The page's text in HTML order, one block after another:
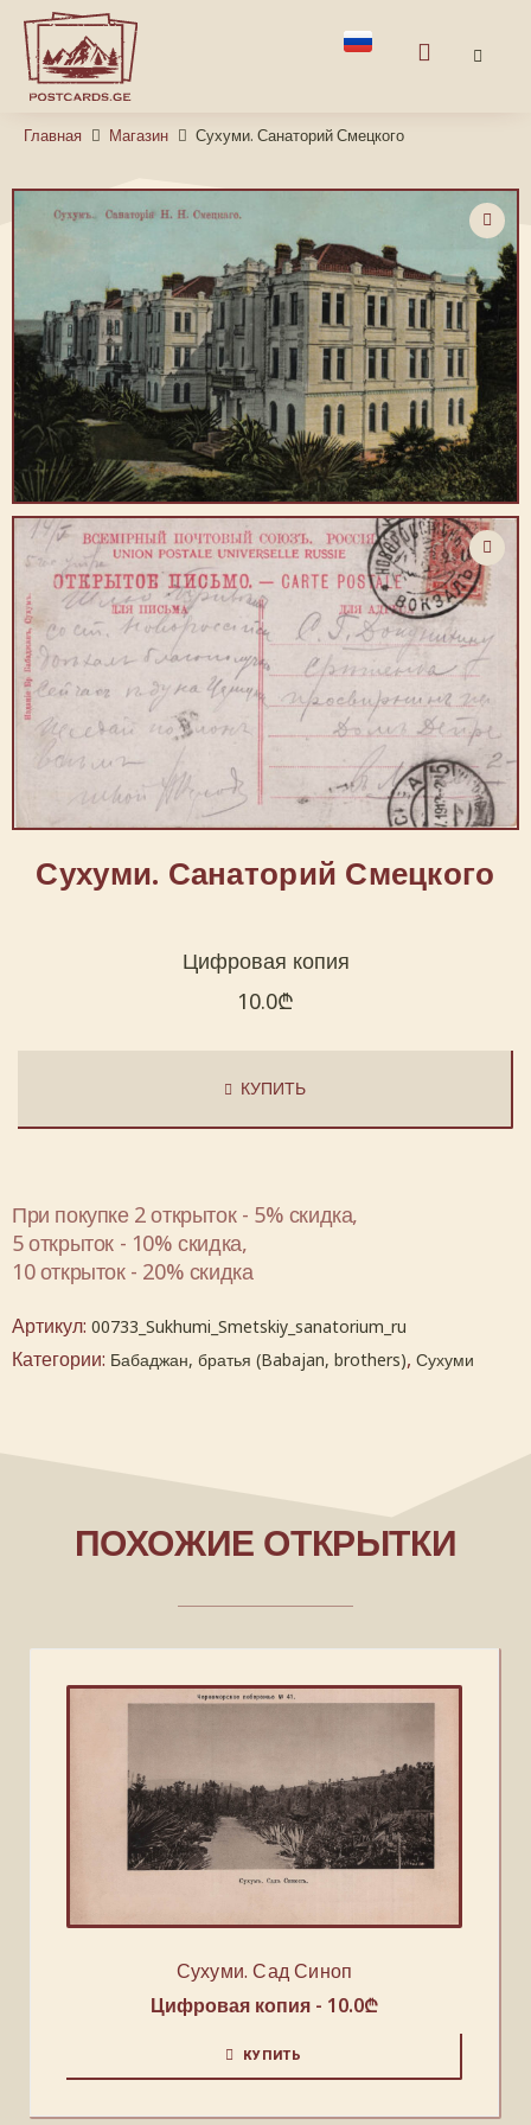
Главная Магазин Сухуми. Санаторий Смецкого
Сухуми. Санаторий Смецкого
Цифровая копия
10.0₾
КУПИТЬ
При покупке 2 открыток - 5% скидка,
5 открыток - 10% скидка,
10 открыток - 20% скидка
Артикул: 00733_Sukhumi_Smetskiy_sanatorium_ru
Категории: Бабаджан, братья (Babajan, brothers), Сухуми
ПОХОЖИЕ ОТКРЫТКИ
Сухуми. Сад Синоп
Цифровая копия - 10.0₾
КУПИТЬ